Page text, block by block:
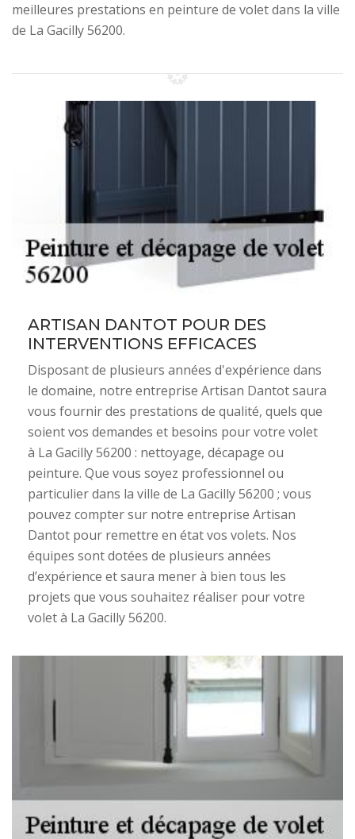
meilleures prestations en peinture de volet dans la ville
de La Gacilly 56200.
ARTISAN DANTOT POUR DES
INTERVENTIONS EFFICACES
Disposant de plusieurs années d'expérience dans
le domaine, notre entreprise Artisan Dantot saura
vous fournir des prestations de qualité, quels que
soient vos demandes et besoins pour votre volet
à La Gacilly 56200 : nettoyage, décapage ou
peinture. Que vous soyez professionnel ou
particulier dans la ville de La Gacilly 56200 ; vous
pouvez compter sur notre entreprise Artisan
Dantot pour remettre en état vos volets. Nos
équipes sont dotées de plusieurs années
d’expérience et saura mener à bien tous les
projets que vous souhaitez réaliser pour votre
volet à La Gacilly 56200.